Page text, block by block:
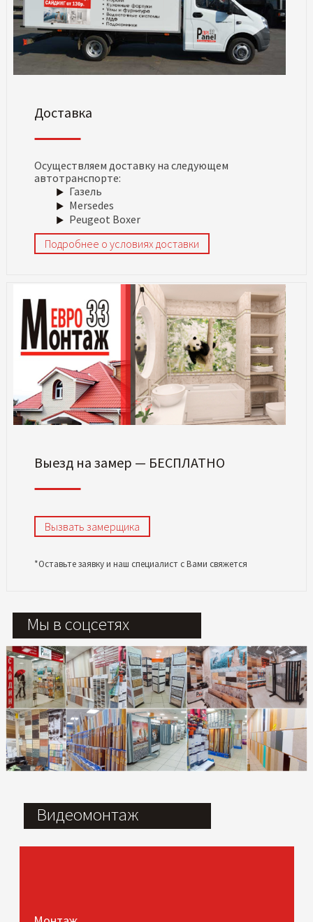
Доставка
Осуществляем доставку на следующем
автотранспорте:
Газель
Mersedes
Peugeot Boxer
Подробнее о условиях доставки
Выезд на замер — БЕСПЛАТНО
Вызвать замерщика
*Оставьте заявку и наш специалист с Вами свяжется
Мы в соцсетях
Видеомонтаж